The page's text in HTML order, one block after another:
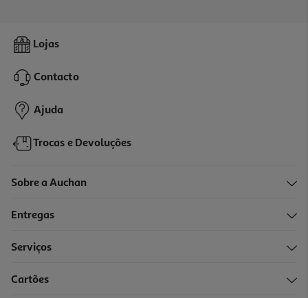
Lojas
Contacto
Ajuda
Trocas e Devoluções
Sobre a Auchan
Entregas
Serviços
Cartões